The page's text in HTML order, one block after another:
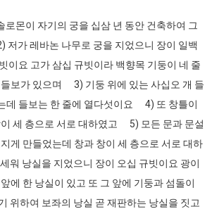
몬이 자기의 궁을 십삼 년 동안 건축하여 그
가 레바논 나무로 궁을 지었으니 장이 일백
이요 고가 삼십 규빗이라 백향목 기둥이 네 줄
들보가 있으며 3) 기둥 위에 있는 사십오 개 들
데 들보는 한 줄에 열다섯이요 4) 또 창틀이
세 층으로 서로 대하였고 5) 모든 문과 문설
게 만들었는데 창과 창이 세 층으로 서로 대하
낭실을 지었으니 장이 오십 규빗이요 광이
에 한 낭실이 있고 또 그 앞에 기둥과 섬돌이
하여 보좌의 낭실 곧 재판하는 낭실을 짓고